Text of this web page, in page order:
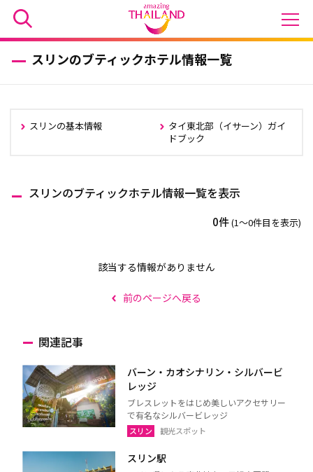
スリンのブティックホテル情報一覧
スリンの基本情報
タイ東北部（イサーン）ガイ
ドブック
スリンのブティックホテル情報一覧を表示
0件(1〜0件目を表示)
該当する情報がありません
前のページへ戻る
関連記事
バーン・カオシナリン・シルバービ
レッジ
ブレスレットをはじめ美しいアクセサリー
で有名なシルバービレッジ
スリン 観光スポット
スリン駅